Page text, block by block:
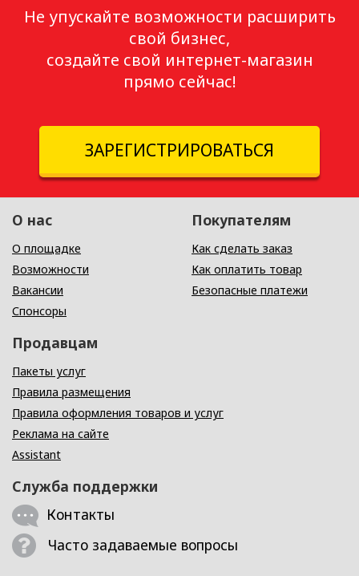
Не упускайте возможности расширить
свой бизнес,
создайте свой интернет-магазин
прямо сейчас!
ЗАРЕГИСТРИРОВАТЬСЯ
О нас
О площадке
Возможности
Вакансии
Спонсоры
Покупателям
Как сделать заказ
Как оплатить товар
Безопасные платежи
Продавцам
Пакеты услуг
Правила размещения
Правила оформления товаров и услуг
Реклама на сайте
Assistant
Служба поддержки
Контакты
Часто задаваемые вопросы